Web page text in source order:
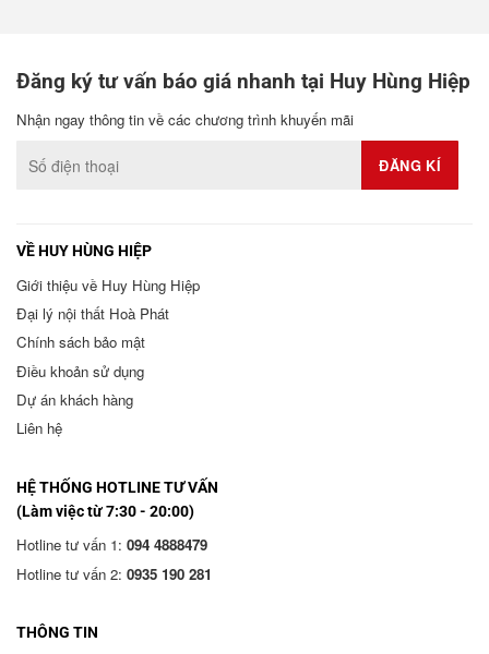
Đăng ký tư vấn báo giá nhanh tại Huy Hùng Hiệp
Nhận ngay thông tin về các chương trình khuyến mãi
VỀ HUY HÙNG HIỆP
Giới thiệu về Huy Hùng Hiệp
Đại lý nội thất Hoà Phát
Chính sách bảo mật
Điều khoản sử dụng
Dự án khách hàng
Liên hệ
HỆ THỐNG HOTLINE TƯ VẤN
(Làm việc từ 7:30 - 20:00)
Hotline tư vấn 1: 094 4888479
Hotline tư vấn 2: 0935 190 281
THÔNG TIN